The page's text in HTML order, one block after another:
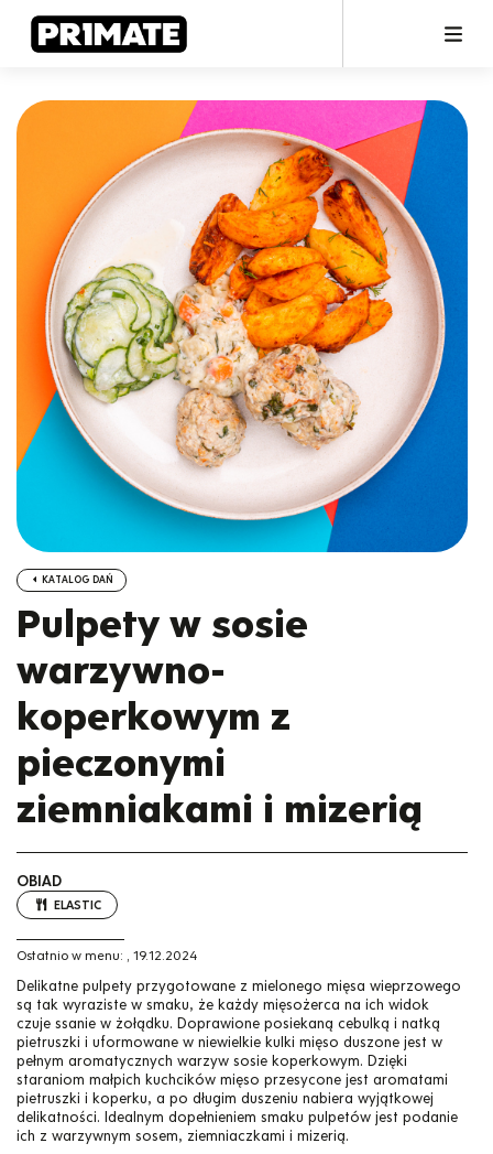
KATALOG DAŃ
Pulpety w sosie
warzywno-
koperkowym z
pieczonymi
ziemniakami i mizerią
OBIAD
ELASTIC
Ostatnio w menu: , 19.12.2024
Delikatne pulpety przygotowane z mielonego mięsa wieprzowego
są tak wyraziste w smaku, że każdy mięsożerca na ich widok
czuje ssanie w żołądku. Doprawione posiekaną cebulką i natką
pietruszki i uformowane w niewielkie kulki mięso duszone jest w
pełnym aromatycznych warzyw sosie koperkowym. Dzięki
staraniom małpich kuchcików mięso przesycone jest aromatami
pietruszki i koperku, a po długim duszeniu nabiera wyjątkowej
delikatności. Idealnym dopełnieniem smaku pulpetów jest podanie
ich z warzywnym sosem, ziemniaczkami i mizerią.